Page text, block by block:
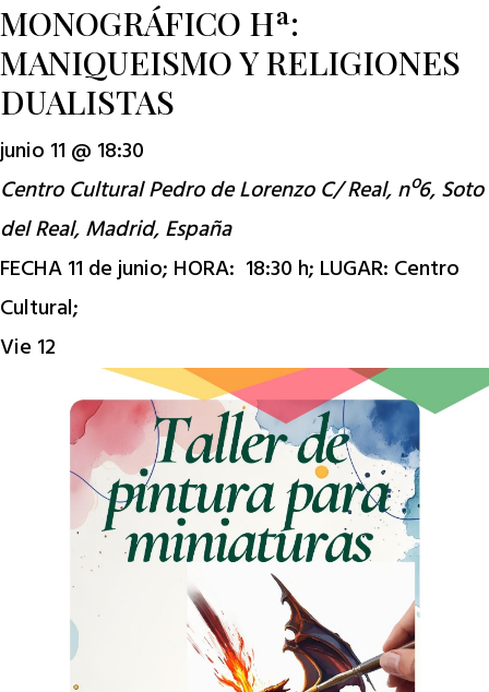
MONOGRÁFICO Hª:
MANIQUEISMO Y RELIGIONES
DUALISTAS
junio 11 @ 18:30
Centro Cultural Pedro de LorenzoC/ Real, nº6, Soto
del Real, Madrid, España
FECHA 11 de junio; HORA: 18:30 h; LUGAR: Centro
Cultural;
Vie 12